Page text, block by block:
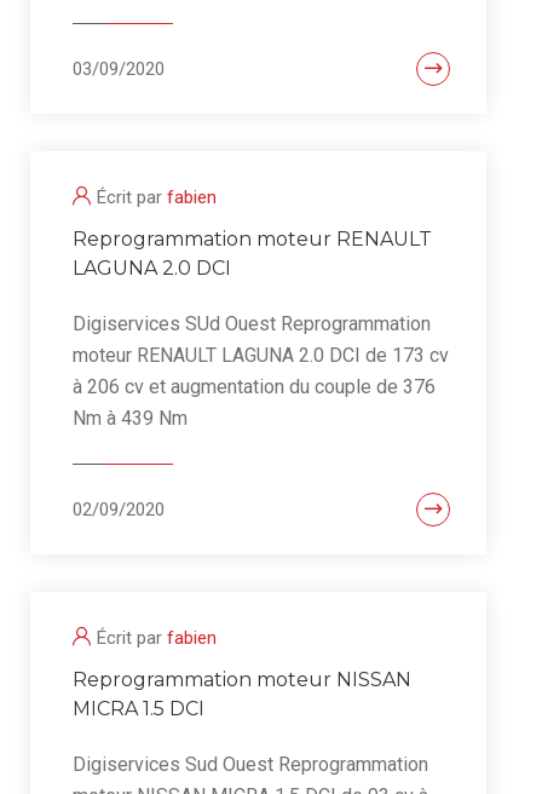
03/09/2020
Écrit par fabien
Reprogrammation moteur RENAULT
LAGUNA 2.0 DCI
Digiservices SUd Ouest Reprogrammation
moteur RENAULT LAGUNA 2.0 DCI de 173 cv
à 206 cv et augmentation du couple de 376
Nm à 439 Nm
02/09/2020
Écrit par fabien
Reprogrammation moteur NISSAN
MICRA 1.5 DCI
Digiservices Sud Ouest Reprogrammation